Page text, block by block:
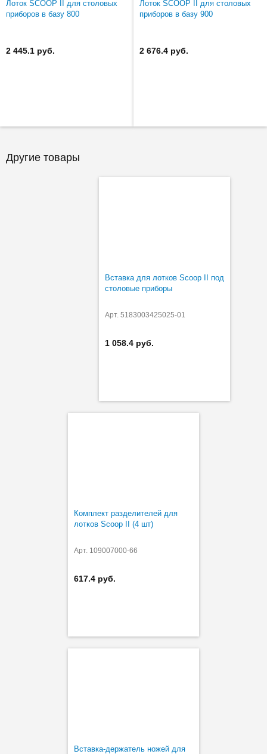
Лоток SCOOP II для столовых
приборов в базу 800
2 445.1 руб.
Лоток SCOOP II для столовых
приборов в базу 900
2 676.4 руб.
Другие товары
Вставка для лотков Scoop II под
столовые приборы
Арт. 5183003425025-01
1 058.4 руб.
Комплект разделителей для
лотков Scoop II (4 шт)
Арт. 109007000-66
617.4 руб.
Вставка-держатель ножей для